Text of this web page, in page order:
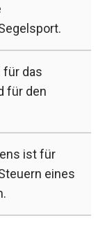
für das
für den
ist für
eines